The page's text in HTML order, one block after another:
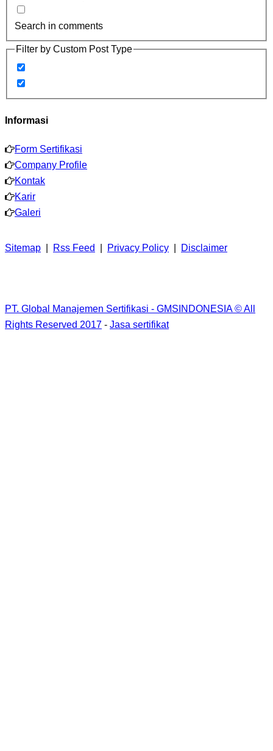
Search in comments
Filter by Custom Post Type
Informasi
Form Sertifikasi
Company Profile
Kontak
Karir
Galeri
Sitemap Rss Feed Privacy Policy Disclaimer
PT. Global Manajemen Sertifikasi - GMSINDONESIA © All
Rights Reserved 2017 - Jasa sertifikat